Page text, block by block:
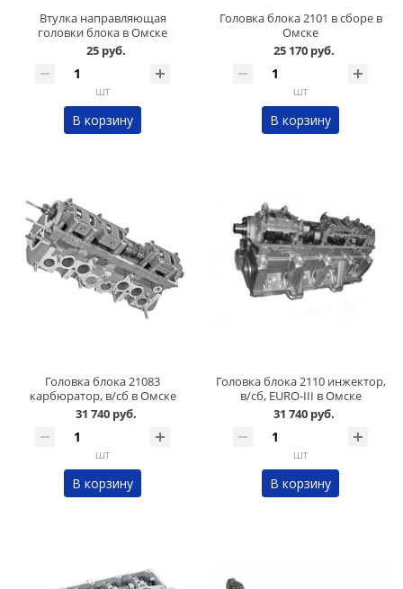
Втулка направляющая
головки блока в Омске
25 руб.
шт
В корзину
Головка блока 2101 в сборе в
Омске
25 170 руб.
шт
В корзину
Головка блока 21083
карбюратор, в/сб в Омске
31 740 руб.
шт
В корзину
Головка блока 2110 инжектор,
в/сб, EURO-III в Омске
31 740 руб.
шт
В корзину